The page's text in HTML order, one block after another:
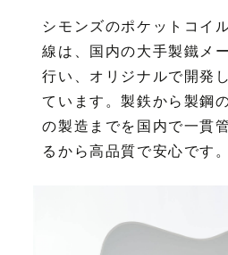
シモンズのポケットコイ
線は、国内の大手製鐵メ
行い、オリジナルで開発
ています。製鉄から製鋼
の製造までを国内で一貫
るから高品質で安心です。